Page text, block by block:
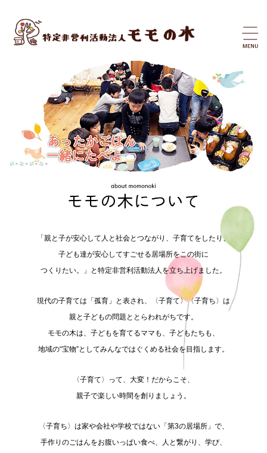
「親と子が安心して人と社会とつながり、子育てをしたり、
子ども達が安心してすごせる居場所をこの街に
つくりたい。」と特定非営利活動法人を立ち上げました。
現代の子育ては「孤育」と表され、〈子育て〉〈子育ち〉は
親と子どもの問題ととらわれがちです。
モモの木は、子どもを育てるママも、子どもたちも、
地域の“宝物”としてみんなではぐくめる社会を目指します。
〈子育て〉って、大変！だからこそ、
親子で楽しい時間を創りましょう。
〈子育ち〉は家や会社や学校ではない「第3の居場所」で、
手作りのごはんをお腹いっぱい食べ、人と繋がり、学び、